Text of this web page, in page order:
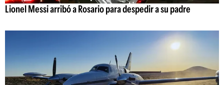
Lionel Messi arribó a Rosario para despedir a su padre